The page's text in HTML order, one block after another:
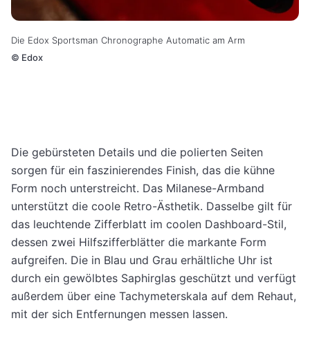
Die Edox Sportsman Chronographe Automatic am Arm
© Edox
Die gebürsteten Details und die polierten Seiten
sorgen für ein faszinierendes Finish, das die kühne
Form noch unterstreicht. Das Milanese-Armband
unterstützt die coole Retro-Ästhetik. Dasselbe gilt für
das leuchtende Zifferblatt im coolen Dashboard-Stil,
dessen zwei Hilfszifferblätter die markante Form
aufgreifen. Die in Blau und Grau erhältliche Uhr ist
durch ein gewölbtes Saphirglas geschützt und verfügt
außerdem über eine Tachymeterskala auf dem Rehaut,
mit der sich Entfernungen messen lassen.